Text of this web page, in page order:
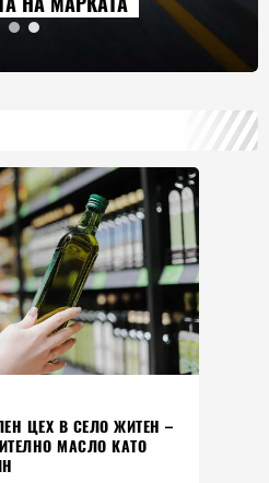
ЦЕХ В СЕЛО ЖИТЕН –
МАСЛО КАТО